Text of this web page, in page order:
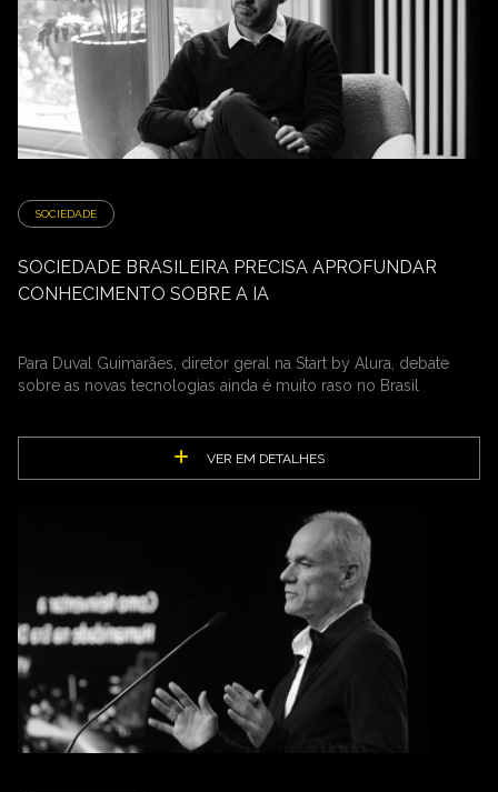
SOCIEDADE
SOCIEDADE BRASILEIRA PRECISA APROFUNDAR
CONHECIMENTO SOBRE A IA
Para Duval Guimarães, diretor geral na Start by Alura, debate
sobre as novas tecnologias ainda é muito raso no Brasil
VER EM DETALHES